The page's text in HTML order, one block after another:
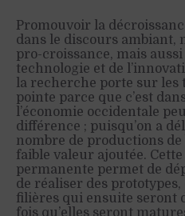
Promouvoir la
dans le discours ambiant,
pro-croissance, mais
technologie et de
la recherche porte sur les
pointe parce que c’est
l’économie occidentale
différence ; puisqu’on a
nombre de productions de
faible valeur ajoutée.
permanente permet de
de réaliser des prototypes,
filières qui ensuite seront
fois qu’elles seront